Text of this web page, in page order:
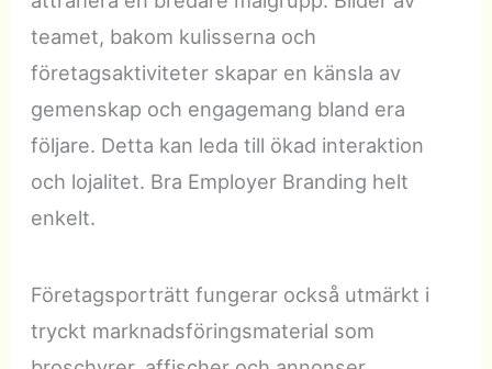
teamet, bakom kulisserna och
företagsaktiviteter skapar en känsla av
gemenskap och engagemang bland era
följare. Detta kan leda till ökad interaktion
och lojalitet. Bra Employer Branding helt
enkelt.
Företagsporträtt fungerar också utmärkt i
tryckt marknadsföringsmaterial som